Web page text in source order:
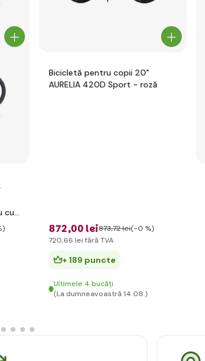
cu
Bicicletă pentru copii 20"
AURELIA 420D Sport - roză
872,00 lei873,72 lei(-0 %)
720,66 lei fără TVA
+ 189 puncte
Ultimele 4 bucăți
(La dumneavoastră 14.08.)